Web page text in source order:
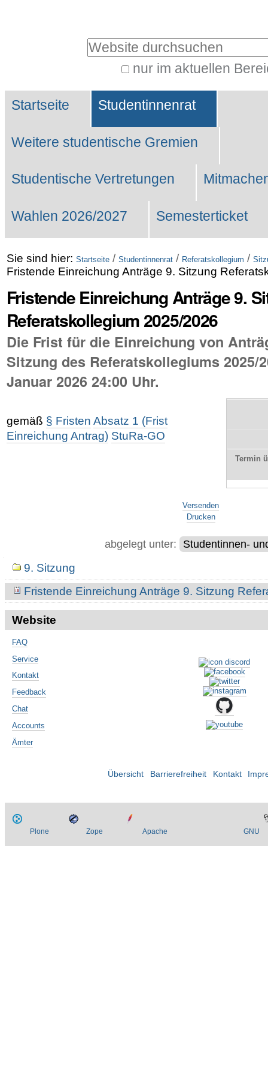
Website durchsuchen
nur im aktuellen
Suche…
Sektionen
Startseite Studentinnenrat
Weitere studentische Gremien
Studentische Vertretungen
Wahlen 2026/2027 Semesterticket
Sie sind hier: Startseite / Studentinnenrat / Referatskollegium /
Fristende Einreichung Anträge 9. Sitzung
Fristende Einreichung Anträge 9.
Referatskollegium 2025/2026
Die Frist für die Einreichung von
Sitzung des Referatskollegiums 2025/
Januar 2026 24:00 Uhr.
Termin
gemäß § Fristen Absatz 1 (Frist
Einreichung Antrag) StuRa-GO
Versenden
Drucken
abgelegt unter: Studentinnen-
Navigation9. Sitzung
Fristende Einreichung Anträge 9. Sitzung
Website
FAQ
Service
Kontakt
Feedback
Chat
Accounts
Ämter
Übersicht Barrierefreiheit Kontakt
Plone Zope Apache GNU